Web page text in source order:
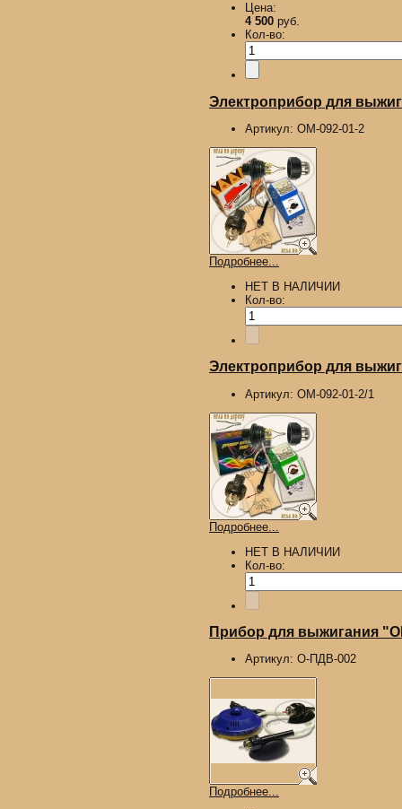
Цена:
4 500 руб.
Кол-во:
Электроприбор для
Артикул: ОМ-092-01-2
Подробнее...
НЕТ В НАЛИЧИИ
Кол-во:
Электроприбор для
Артикул: ОМ-092-01-2/1
Подробнее...
НЕТ В НАЛИЧИИ
Кол-во:
Прибор для выжигания
Артикул: О-ПДВ-002
Подробнее...